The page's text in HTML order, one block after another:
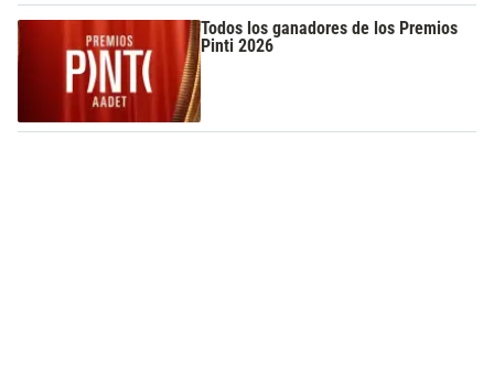
Todos los ganadores de los Premios
Pinti 2026